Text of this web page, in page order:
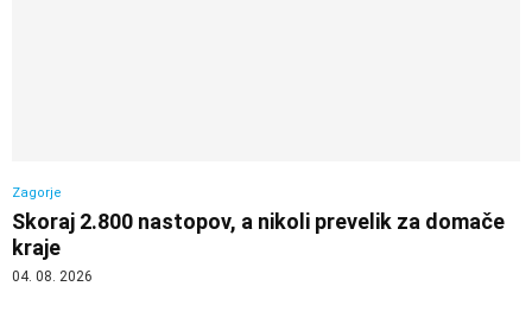
Zagorje
Skoraj 2.800 nastopov, a nikoli prevelik za domače
kraje
04. 08. 2026